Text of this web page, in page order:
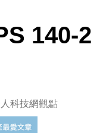
140-2
科技網觀點